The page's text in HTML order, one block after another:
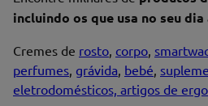
incluindo os que usa no seu dia
Cremes de rosto, corpo,
perfumes, grávida, bebé,
eletrodomésticos, artigos de